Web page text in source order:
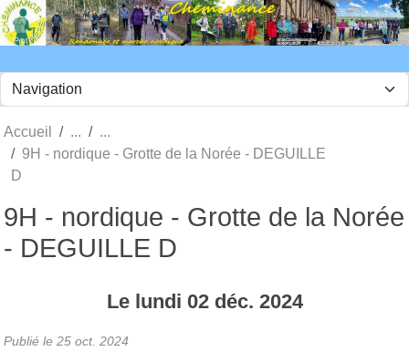
Accueil
9H - nordique - Grotte de la Norée - DEGUILLE
D
9H - nordique - Grotte de la Norée
- DEGUILLE D
Le lundi 02 déc. 2024
Publié le 25 oct. 2024
Panneau de gestion des cookies